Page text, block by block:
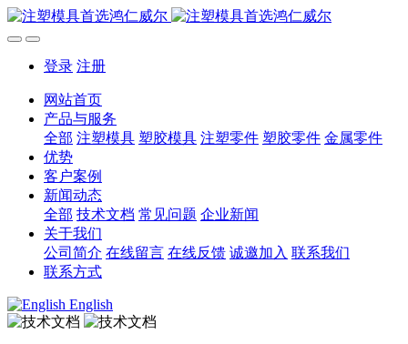
登录 注册
网站首页
产品与服务
全部 注塑模具 塑胶模具 注塑零件 塑胶零件 金属零件
优势
客户案例
新闻动态
全部 技术文档 常见问题 企业新闻
关于我们
公司简介 在线留言 在线反馈 诚邀加入 联系我们
联系方式
English